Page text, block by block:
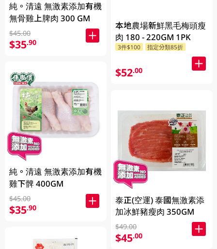
純。清遠 無激素添加有機
無骨雞上脾肉 300 GM
$45.00
$35.90
純。清遠 無激素添加有機
雞下髀 400GM
$45.00
$35.90
本地農場新鮮黑毛梅頭瘦
肉 180 - 220GM 1PK
3件$100 指定分類85折
$52.00
泰正(空運) 泰國無激素添
加冰鮮豬瘦肉 350GM
$49.00
$45.00